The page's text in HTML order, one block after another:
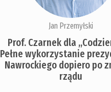
Jan Przemyłski
Prof. Czarnek dla
Pełne wykorzystanie
Nawrockiego dopiero po
rządu